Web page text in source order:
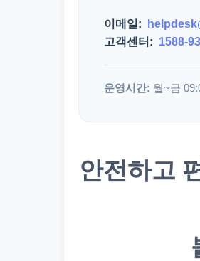
이메일:
고객센터: 1588-
운영시간: 월~금
안전하고